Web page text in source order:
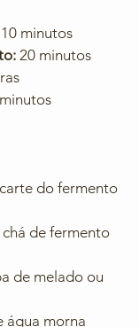
10 minutos
20 minutos
do fermento
de fermento
de melado ou
água morna